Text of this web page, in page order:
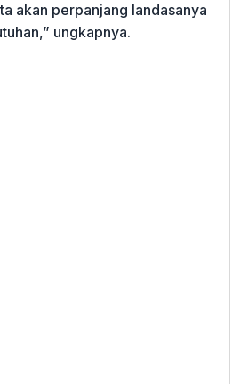
akan perpanjang landasanya
ungkapnya.